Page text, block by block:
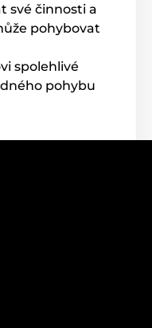
své činnosti a
pohybovat
spolehlivé
pohybu